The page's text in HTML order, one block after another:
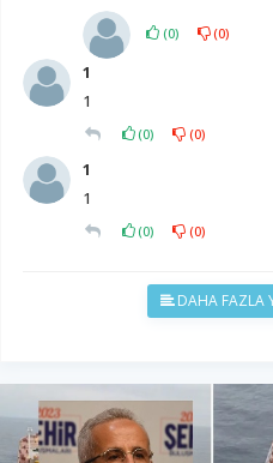
(0) (0)
1
1
(0) (0)
1
1
(0) (0)
DAHA FAZLA